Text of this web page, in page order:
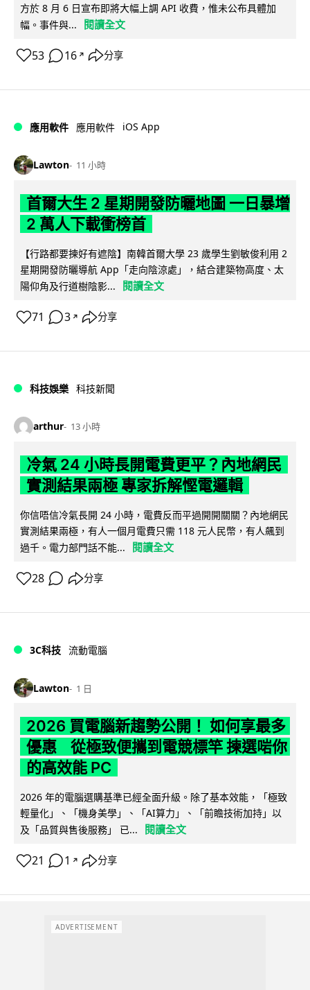
方於 8 月 6 日宣布即將大幅上調 API 收費，惟未公布具體加
幅。事件與...
閱讀全文
53 16 ↗ 分享
應用軟件 應用軟件 iOS App
Lawton 11 小時
首爾大生 2 星期開發防曬地圖 一日暴增
2 萬人下載衝榜首
【行路都要揀好有遮陰】南韓首爾大學 23 歲學生劉敏俊利用 2
星期開發防曬導航 App「走向陰涼處」，結合建築物高度、太
陽仰角及行道樹陰影...
閱讀全文
71 3 ↗ 分享
科技娛樂 科技新聞
arthur 13 小時
冷氣 24 小時長開電費更平？內地網民
實測結果兩極 專家拆解慳電邏輯
你信唔信冷氣長開 24 小時，電費反而平過開開關關？內地網民
實測結果兩極，有人一個月電費只需 118 元人民幣，有人飆到
過千。電力部門話不能...
閱讀全文
28 分享
3C科技 流動電腦
Lawton 1 日
2026 買電腦新趨勢公開！ 如何享最多
優惠 從極致便攜到電競標竿 揀選啱你
的高效能 PC
2026 年的電腦選購基準已經全面升級。除了基本效能，「極致
輕量化」、「機身美學」、「AI算力」、「前瞻技術加持」以
及「品質與售後服務」 已...
閱讀全文
21 1 ↗ 分享
ADVERTISEMENT